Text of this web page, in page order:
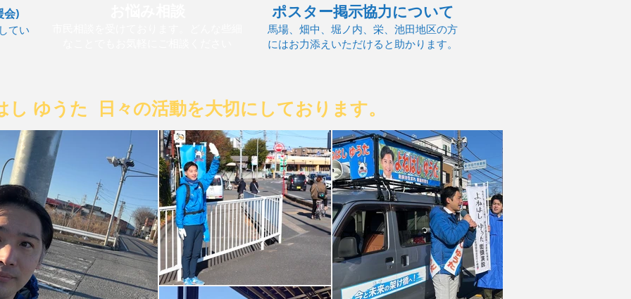
会)
てい
ポスター掲示協力について
馬場、畑中、堀ノ内、栄、池田地区の方
にはお力添えいただけると助かります。
し ゆうた 日々の活動を大切に しております。